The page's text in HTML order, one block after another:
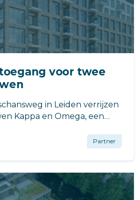
voor twee
in Leiden verrijzen
Kappa en Omega, een
de Lammenschansdriehoek.
Partner